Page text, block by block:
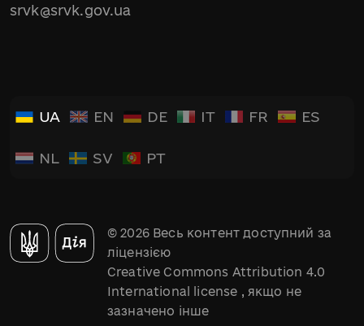
srvk@srvk.gov.ua
UA EN DE IT FR ES
NL SV PT
© 2026 Весь контент доступний за
ліцензією
Creative Commons Attribution 4.0
International license , якщо не
зазначено інше